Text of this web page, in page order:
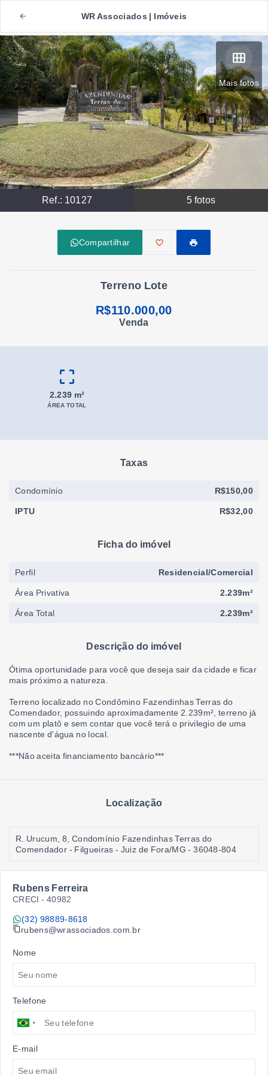
WR Associados | Imóveis
Mais fotos
Ref.: 10127 5 fotos
Compartilhar
Terreno Lote
R$110.000,00
Venda
2.239 m²
ÁREA TOTAL
Descrição do imóvel
Ótima oportunidade para você que deseja sair da cidade e ficar
mais próximo a natureza.
Terreno localizado no Condômino Fazendinhas Terras do
Comendador, possuindo aproximadamente 2.239m², terreno já
com um platô e sem contar que você terá o privilegio de uma
nascente d'água no local.
***Não aceita financiamento bancário***
Localização
R. Urucum, 8, Condomínio Fazendinhas Terras do
Comendador - Filgueiras - Juiz de Fora/MG - 36048-804
Taxas
Condomínio R$150,00
IPTU R$32,00
Ficha do imóvel
Perfil Residencial/Comercial
Área Privativa 2.239m²
Área Total 2.239m²
Rubens Ferreira
CRECI - 40982
(32) 98889-8618
rubens@wrassociados.com.br
Nome
Telefone
E-mail